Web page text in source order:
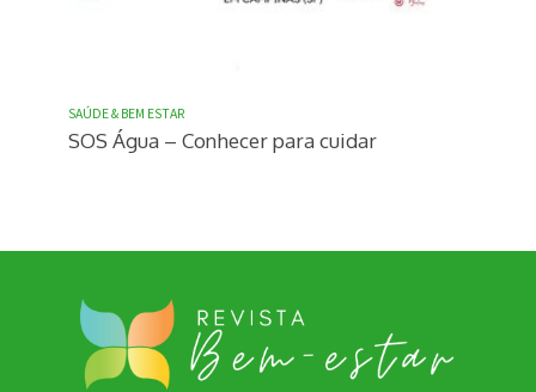
SAÚDE & BEM ESTAR
SOS Água – Conhecer para cuidar